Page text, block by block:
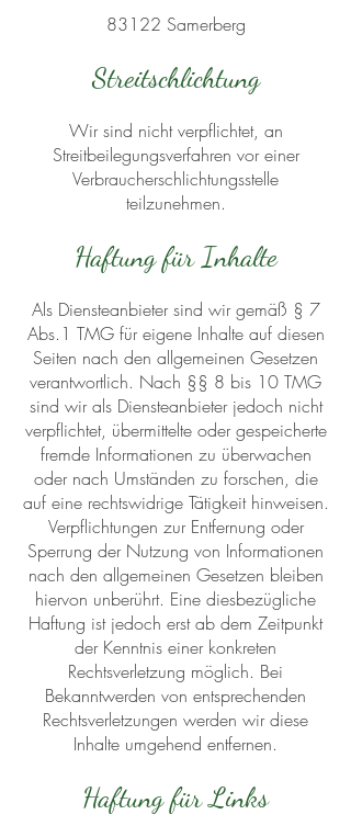
83122 Samerberg
Streitschlichtung
Wir sind nicht verpflichtet, an
Streitbeilegungsverfahren vor einer
Verbraucherschlichtungsstelle
teilzunehmen.
Haftung für Inhalte
Als Diensteanbieter sind wir gemäß § 7
Abs.1 TMG für eigene Inhalte auf diesen
Seiten nach den allgemeinen Gesetzen
verantwortlich. Nach §§ 8 bis 10 TMG
sind wir als Diensteanbieter jedoch nicht
verpflichtet, übermittelte oder gespeicherte
fremde Informationen zu überwachen
oder nach Umständen zu forschen, die
auf eine rechtswidrige Tätigkeit hinweisen.
Verpflichtungen zur Entfernung oder
Sperrung der Nutzung von Informationen
nach den allgemeinen Gesetzen bleiben
hiervon unberührt. Eine diesbezügliche
Haftung ist jedoch erst ab dem Zeitpunkt
der Kenntnis einer konkreten
Rechtsverletzung möglich. Bei
Bekanntwerden von entsprechenden
Rechtsverletzungen werden wir diese
Inhalte umgehend entfernen.
Haftung für Links